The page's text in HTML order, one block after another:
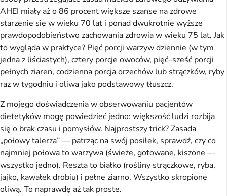
AHEI miały aż o 86 procent większe szanse na zdrowe
starzenie się w wieku 70 lat i ponad dwukrotnie wyższe
prawdopodobieństwo zachowania zdrowia w wieku 75 lat. Jak
to wygląda w praktyce? Pięć porcji warzyw dziennie (w tym
jedna z liściastych), cztery porcje owoców, pięć–sześć porcji
pełnych ziaren, codzienna porcja orzechów lub strączków, ryby
raz w tygodniu i oliwa jako podstawowy tłuszcz.
Z mojego doświadczenia w obserwowaniu pacjentów
dietetyków mogę powiedzieć jedno: większość ludzi rozbija
się o brak czasu i pomysłów. Najprostszy trick? Zasada
„połowy talerza” — patrząc na swój posiłek, sprawdź, czy co
najmniej połowa to warzywa (świeże, gotowane, kiszone —
wszystko jedno). Reszta to białko (rośliny strączkowe, ryba,
jajko, kawałek drobiu) i pełne ziarno. Wszystko skropione
oliwą. To naprawdę aż tak proste.